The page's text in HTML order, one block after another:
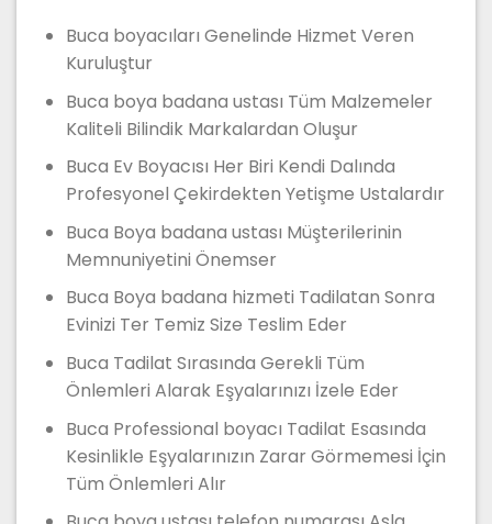
Buca boyacıları Genelinde Hizmet Veren
Kuruluştur
Buca boya badana ustası Tüm Malzemeler
Kaliteli Bilindik Markalardan Oluşur
Buca Ev Boyacısı Her Biri Kendi Dalında
Profesyonel Çekirdekten Yetişme Ustalardır
Buca Boya badana ustası Müşterilerinin
Memnuniyetini Önemser
Buca Boya badana hizmeti Tadilatan Sonra
Evinizi Ter Temiz Size Teslim Eder
Buca Tadilat Sırasında Gerekli Tüm
Önlemleri Alarak Eşyalarınızı İzele Eder
Buca Professional boyacı Tadilat Esasında
Kesinlikle Eşyalarınızın Zarar Görmemesi İçin
Tüm Önlemleri Alır